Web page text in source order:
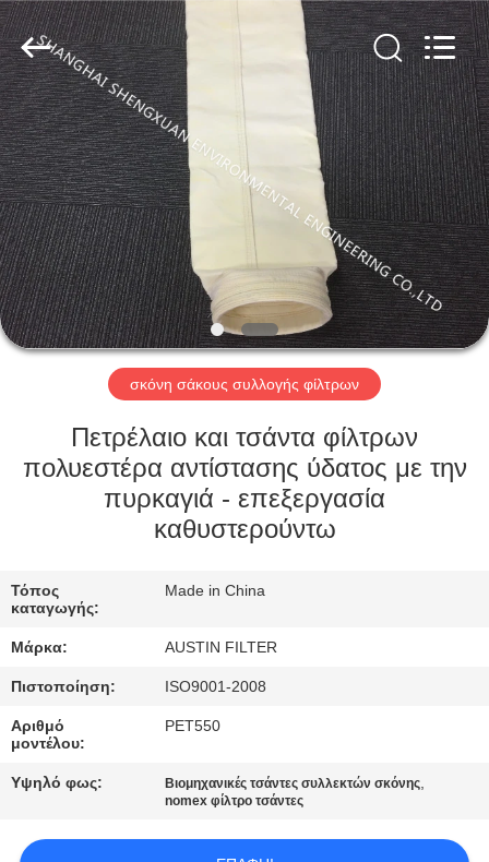
ΣΠΊΤΙ
ΠΡΟΪΌΝΤΑ
ΠΕΡΊΠΟΥ
ΕΜΕΊΣ
ΓΎΡΟΣ
ΕΡΓΟΣΤΑΣΊΩΝ
ΠΟΙΟΤΙΚΌΣ
ΈΛΕΓΧΟΣ
ΕΛΆΤΕ
ΣΕ
ΕΠΑΦΉ
ΖΗΤΉΣΤΕ
ΑΠΌΣΠΑΣΜΑ
Engineering
Co.,LTD.
All
Rights
Reserved.
Developed
by
ECER
σκόνη σάκους συλλογής φίλτρων
Πετρέλαιο και τσάντα φίλτρων
πολυεστέρα αντίστασης ύδατος με την
πυρκαγιά - επεξεργασία
καθυστερούντω
Τόπος
καταγωγής:
Made in China
Μάρκα: AUSTIN FILTER
Πιστοποίηση: ISO9001-2008
Αριθμό
μοντέλου:
PET550
Υψηλό φως: Βιομηχανικές τσάντες συλλεκτών σκόνης,
nomex φίλτρο τσάντες